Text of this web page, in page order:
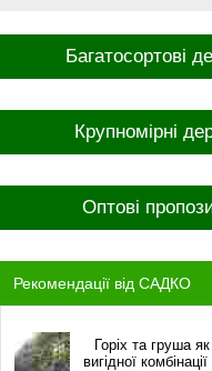
Багатосортові
Крупномірні
Оптові
Рекомендації від САДКО
Горіх та груша
вигідної комбінації